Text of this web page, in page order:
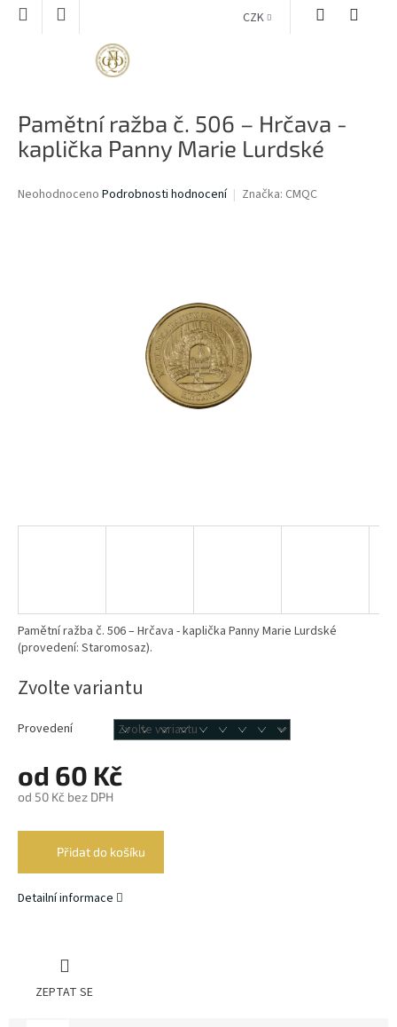
Přejít
CZK
Pamětní ražba č. 506 – Hrčava -
kaplička Panny Marie Lurdské
Průměrné
Neohodnoceno Podrobnosti hodnocení Značka: CMQC
od 60 Kč
od 50 Kč bez DPH
Zvolte variantu
Provedení
Přidat do košíku
Pamětní ražba č. 506 – Hrčava - kaplička Panny Marie Lurdské
(provedení: Staromosaz).
Detailní informace
ZEPTAT SE